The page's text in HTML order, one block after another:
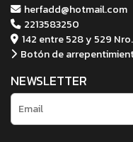
herfadd@hotmail.com
2213583250
142 entre 528 y 529
Botón de
NEWSLETTER